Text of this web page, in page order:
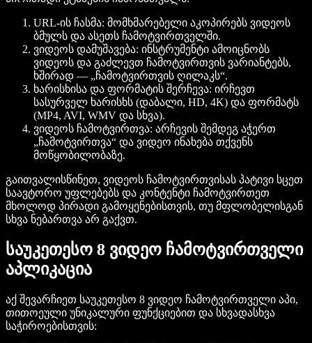
URL-ის ჩასმა: მომხმარებელი აკოპირებს ვიდეოს
ბმულს და ასეთს ჩამოტვირთველში.
ვიდეოს დამუშავება: ინსტრუმენტი ამოიცნობს
ვიდეოს და გაძლევთ ჩამოტვირთვის ვარიანტებს,
ხშირად — „ჩამოტვირთვის ღილაკს“.
ხარისხისა და ფორმატის შერჩევა: ირჩევთ
სასურველ ხარისხს (დაბალი, HD, 4K) და ფორმატს
(MP4, AVI, WMV და სხვა).
ვიდეოს ჩამოტვირთვა: არჩევის შემდეგ აჭერთ
„ჩამოტვირთვა“ და ვიდეო ინახება თქვენს
მოწყობილობაზე.
გაითვალისწინეთ, ვიდეოს ჩამოტვირთვისას პატივი სცეთ
საავტორო უფლებებს და კონტენტი ჩამოტვირთეთ
მხოლოდ პირადი გამოყენებისთვის, თუ მფლობელისგან
სხვა ნებართვა არ გაქვთ.
საუკეთესო 8 ვიდეო ჩამოტვირთველი
აპლიკაცია
აქ შევარჩიეთ საუკეთესო 8 ვიდეო ჩამოტვირთველი აპი,
თითოეული უნიკალური ფუნქციებით და სხვადასხვა
საჭიროებისთვის: